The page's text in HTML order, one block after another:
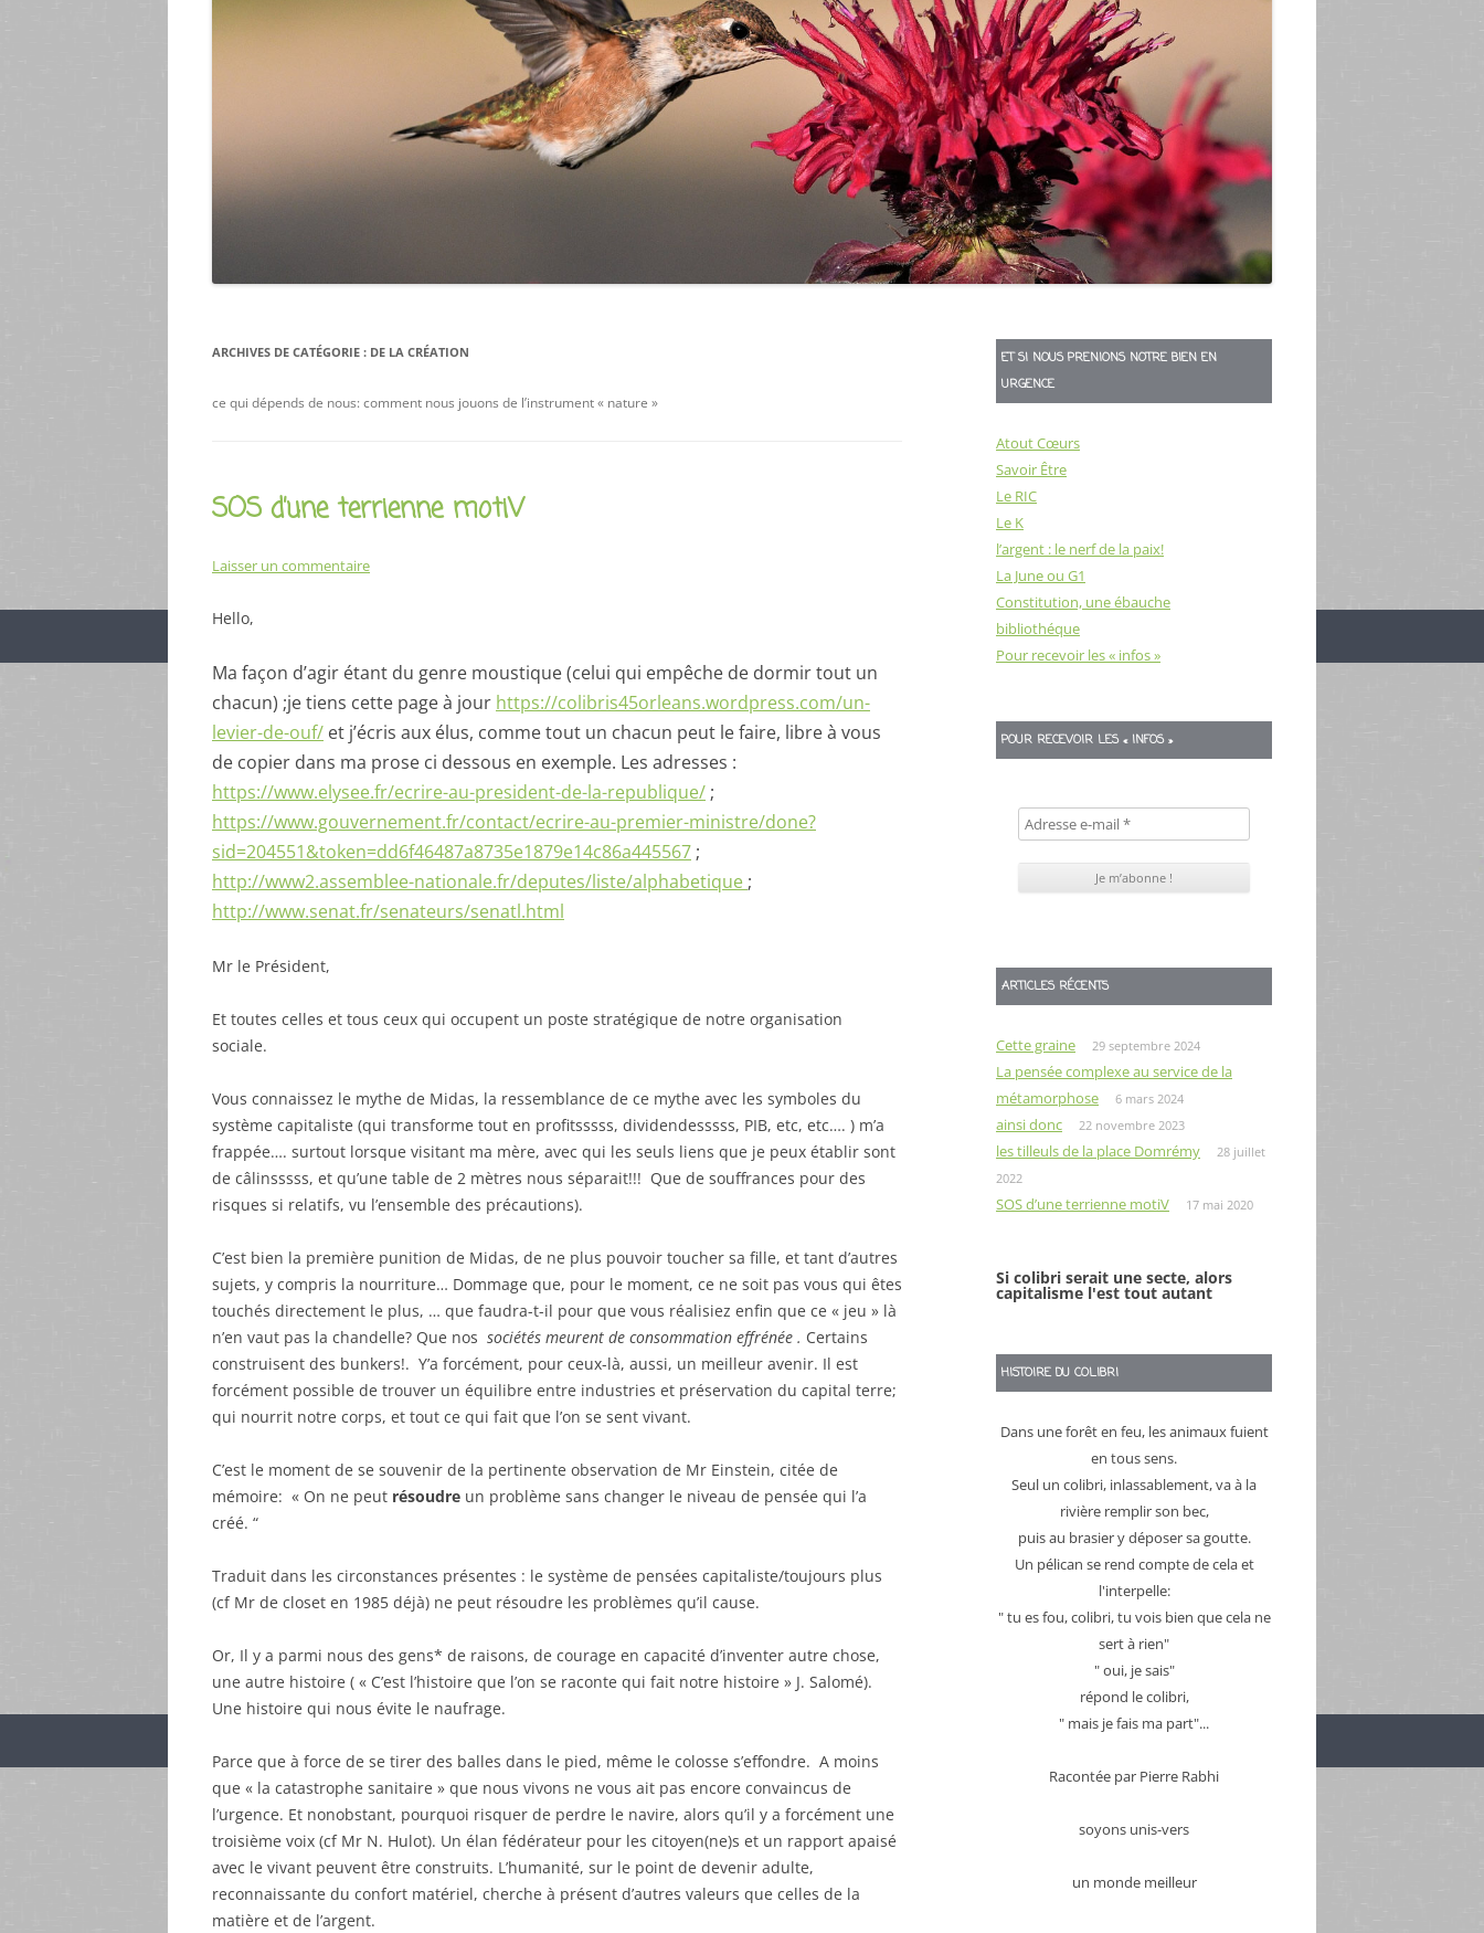
ARCHIVES DE CATÉGORIE : DE LA CRÉATION
ce qui dépends de nous: comment nous jouons de l’instrument « nature »
SOS d’une terrienne motiV
Laisser un commentaire
Hello,
Ma façon d’agir étant du genre moustique (celui qui empêche de dormir tout un
chacun) ;je tiens cette page à jour https://colibris45orleans.wordpress.com/un-
levier-de-ouf/ et j’écris aux élus, comme tout un chacun peut le faire, libre à vous
de copier dans ma prose ci dessous en exemple. Les adresses :
https://www.elysee.fr/ecrire-au-president-de-la-republique/ ;
https://www.gouvernement.fr/contact/ecrire-au-premier-ministre/done?
sid=204551&token=dd6f46487a8735e1879e14c86a445567 ;
http://www2.assemblee-nationale.fr/deputes/liste/alphabetique ;
http://www.senat.fr/senateurs/senatl.html
Mr le Président,
Et toutes celles et tous ceux qui occupent un poste stratégique de notre organisation
sociale.
Vous connaissez le mythe de Midas, la ressemblance de ce mythe avec les symboles du
système capitaliste (qui transforme tout en profitsssss, dividendesssss, PIB, etc, etc…. ) m’a
frappée…. surtout lorsque visitant ma mère, avec qui les seuls liens que je peux établir sont
de câlinsssss, et qu’une table de 2 mètres nous séparait!!! Que de souffrances pour des
risques si relatifs, vu l’ensemble des précautions).
C’est bien la première punition de Midas, de ne plus pouvoir toucher sa fille, et tant d’autres
sujets, y compris la nourriture… Dommage que, pour le moment, ce ne soit pas vous qui êtes
touchés directement le plus, … que faudra-t-il pour que vous réalisiez enfin que ce « jeu » là
n’en vaut pas la chandelle? Que nos sociétés meurent de consommation effrénée . Certains
construisent des bunkers!. Y’a forcément, pour ceux-là, aussi, un meilleur avenir. Il est
forcément possible de trouver un équilibre entre industries et préservation du capital terre;
qui nourrit notre corps, et tout ce qui fait que l’on se sent vivant.
C’est le moment de se souvenir de la pertinente observation de Mr Einstein, citée de
mémoire: « On ne peut résoudre un problème sans changer le niveau de pensée qui l’a
créé. “
Traduit dans les circonstances présentes : le système de pensées capitaliste/toujours plus
(cf Mr de closet en 1985 déjà) ne peut résoudre les problèmes qu’il cause.
Or, Il y a parmi nous des gens* de raisons, de courage en capacité d’inventer autre chose,
une autre histoire ( « C’est l’histoire que l’on se raconte qui fait notre histoire » J. Salomé).
Une histoire qui nous évite le naufrage.
Parce que à force de se tirer des balles dans le pied, même le colosse s’effondre. A moins
que « la catastrophe sanitaire » que nous vivons ne vous ait pas encore convaincus de
l’urgence. Et nonobstant, pourquoi risquer de perdre le navire, alors qu’il y a forcément une
troisième voix (cf Mr N. Hulot). Un élan fédérateur pour les citoyen(ne)s et un rapport apaisé
avec le vivant peuvent être construits. L’humanité, sur le point de devenir adulte,
reconnaissante du confort matériel, cherche à présent d’autres valeurs que celles de la
matière et de l’argent.
ET SI NOUS PRENIONS NOTRE BIEN EN
URGENCE
Atout Cœurs
Savoir Être
Le RIC
Le K
l’argent : le nerf de la paix!
La June ou G1
Constitution, une ébauche
bibliothéque
Pour recevoir les « infos »
POUR RECEVOIR LES « INFOS »
ARTICLES RÉCENTS
Cette graine 29 septembre 2024
La pensée complexe au service de la
métamorphose
6 mars 2024
ainsi donc 22 novembre 2023
les tilleuls de la place Domrémy
28 juillet
2022
SOS d’une terrienne motiV 17 mai 2020
Si colibri serait une secte, alors
capitalisme l'est tout autant
HISTOIRE DU COLIBRI
Dans une forêt en feu, les animaux fuient
en tous sens.
Seul un colibri, inlassablement, va à la
rivière remplir son bec,
puis au brasier y déposer sa goutte.
Un pélican se rend compte de cela et
l'interpelle:
" tu es fou, colibri, tu vois bien que cela ne
sert à rien"
" oui, je sais"
répond le colibri,
" mais je fais ma part"...
Racontée par Pierre Rabhi
soyons unis-vers
un monde meilleur